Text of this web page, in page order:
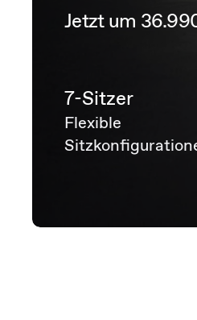
Jetzt um
7-Sitzer
Flexible